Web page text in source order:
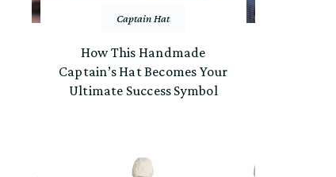
Captain Hat
How This Handmade
Captain’s Hat Becomes Your
Ultimate Success Symbol